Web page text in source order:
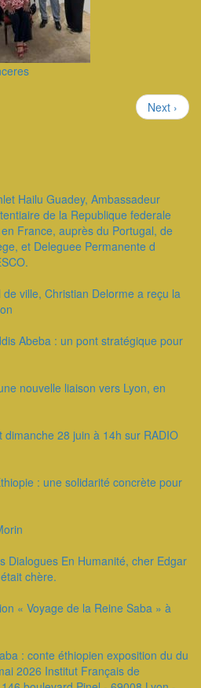
Page
suivante
Next ›
Hailu Guadey, Ambassadeur
de la Republique federale
France, auprès du Portugal, de
et Deleguee Permanente d
ville, Christian Delorme a reçu la
Abeba : un pont stratégique pour
nouvelle liaison vers Lyon, en
dimanche 28 juin à 14h sur RADIO
: une solidarité concrète pour
Dialogues En Humanité, cher Edgar
chère.
« Voyage de la Reine Saba » à
: conte éthiopien exposition du du
2026 Institut Français de